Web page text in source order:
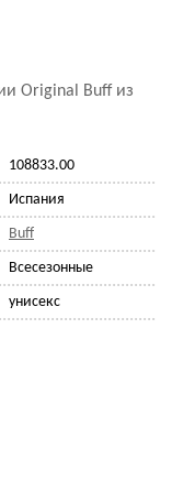
Original Buff из
108833.00
Испания
Buff
Всесезонные
унисекс